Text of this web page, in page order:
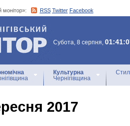
монітор»: RSS Twitter Facebook
монітор»
Субота, 8 серпня,
Культурна
Чернігівщина
2017